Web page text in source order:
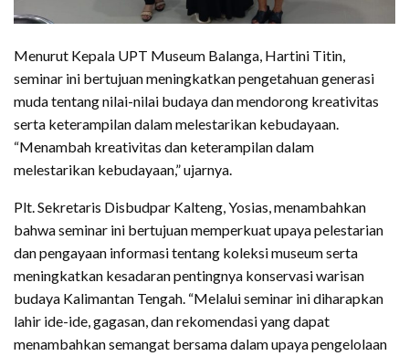
Menurut Kepala UPT Museum Balanga, Hartini Titin,
seminar ini bertujuan meningkatkan pengetahuan generasi
muda tentang nilai-nilai budaya dan mendorong kreativitas
serta keterampilan dalam melestarikan kebudayaan.
“Menambah kreativitas dan keterampilan dalam
melestarikan kebudayaan,” ujarnya.
Plt. Sekretaris Disbudpar Kalteng, Yosias, menambahkan
bahwa seminar ini bertujuan memperkuat upaya pelestarian
dan pengayaan informasi tentang koleksi museum serta
meningkatkan kesadaran pentingnya konservasi warisan
budaya Kalimantan Tengah. “Melalui seminar ini diharapkan
lahir ide-ide, gagasan, dan rekomendasi yang dapat
menambahkan semangat bersama dalam upaya pengelolaan